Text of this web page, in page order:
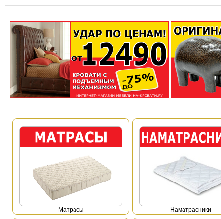
Mатрасы Наматрасники